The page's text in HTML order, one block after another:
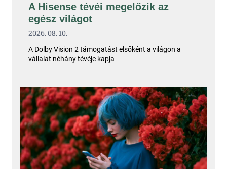
A Hisense tévéi megelőzik az
egész világot
2026. 08. 10.
A Dolby Vision 2 támogatást elsőként a világon a
vállalat néhány tévéje kapja